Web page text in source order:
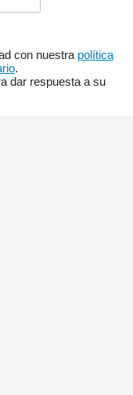
con nuestra política
.
dar respuesta a su